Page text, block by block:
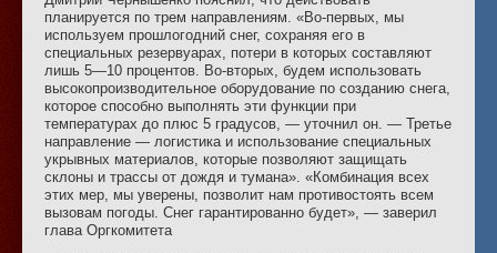
планируется по трем направлениям. «Во-первых, мы
используем прошлогодний снег, сохраняя его в
специальных резервуарах, потери в которых составляют
лишь 5—10 процентов. Во-вторых, будем использовать
высокопроизводительное оборудование по созданию снега,
которое способно выполнять эти функции при
температурах до плюс 5 градусов, — уточнил он. — Третье
направление — логистика и использование специальных
укрывных материалов, которые позволяют защищать
склоны и трассы от дождя и тумана». «Комбинация всех
этих мер, мы уверены, позволит нам противостоять всем
вызовам погоды. Снег гарантированно будет», — заверил
глава Оргкомитета